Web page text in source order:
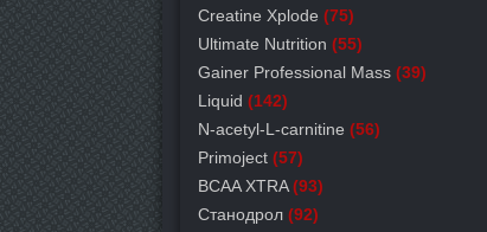
Creatine Xplode (75)
Ultimate Nutrition (55)
Gainer Professional Mass (39)
Liquid (142)
N-acetyl-L-carnitine (56)
Primoject (57)
BCAA XTRA (93)
Станодрол (92)